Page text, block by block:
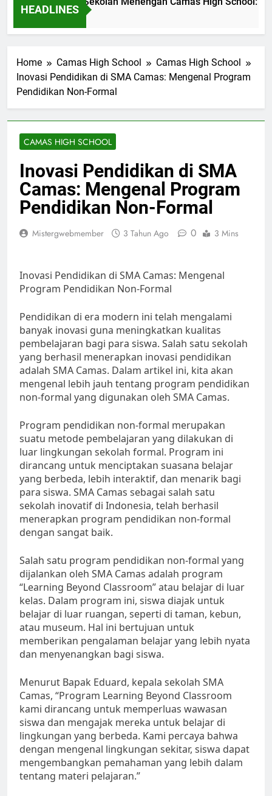
HEADLINES
Home Camas High School
Camas High School
Inovasi Pendidikan di SMA Camas: Mengenal Program
Pendidikan Non-Formal
CAMAS HIGH SCHOOL
Inovasi Pendidikan di SMA
Camas: Mengenal Program
Pendidikan Non-Formal
Mistergwebmember 3 Tahun Ago 0 3 Mins
Inovasi Pendidikan di SMA Camas: Mengenal
Program Pendidikan Non-Formal
Pendidikan di era modern ini telah mengalami
banyak inovasi guna meningkatkan kualitas
pembelajaran bagi para siswa. Salah satu sekolah
yang berhasil menerapkan inovasi pendidikan
adalah SMA Camas. Dalam artikel ini, kita akan
mengenal lebih jauh tentang program pendidikan
non-formal yang digunakan oleh SMA Camas.
Program pendidikan non-formal merupakan
suatu metode pembelajaran yang dilakukan di
luar lingkungan sekolah formal. Program ini
dirancang untuk menciptakan suasana belajar
yang berbeda, lebih interaktif, dan menarik bagi
para siswa. SMA Camas sebagai salah satu
sekolah inovatif di Indonesia, telah berhasil
menerapkan program pendidikan non-formal
dengan sangat baik.
Salah satu program pendidikan non-formal yang
dijalankan oleh SMA Camas adalah program
“Learning Beyond Classroom” atau belajar di luar
kelas. Dalam program ini, siswa diajak untuk
belajar di luar ruangan, seperti di taman, kebun,
atau museum. Hal ini bertujuan untuk
memberikan pengalaman belajar yang lebih nyata
dan menyenangkan bagi siswa.
Menurut Bapak Eduard, kepala sekolah SMA
Camas, “Program Learning Beyond Classroom
kami dirancang untuk memperluas wawasan
siswa dan mengajak mereka untuk belajar di
lingkungan yang berbeda. Kami percaya bahwa
dengan mengenal lingkungan sekitar, siswa dapat
mengembangkan pemahaman yang lebih dalam
tentang materi pelajaran.”